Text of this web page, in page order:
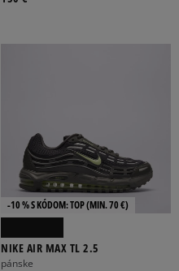
-10 % S KÓDOM: TOP (MIN. 70 €)
NIKE AIR MAX TL 2.5
pánske